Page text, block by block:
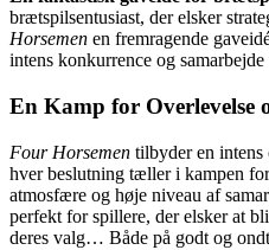
brætspilsentusiast, der elsker
Horsemen en fremragende
intens konkurrence og
En Kamp for Overlevelse
Four Horsemen tilbyder en intens
hver beslutning tæller i kampen
atmosfære og høje niveau af
perfekt for spillere, der elsker at
deres valg… Både på godt og